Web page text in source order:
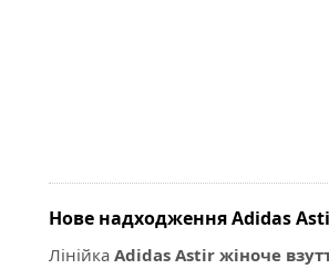
Нове надходження Adidas
Лінійка Adidas Astir жіноче